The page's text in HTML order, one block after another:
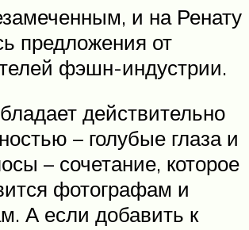
и на Ренату
предложения от
фэшн-индустрии.
действительно
– голубые глаза и
– сочетание, которое
фотографам и
А если добавить к